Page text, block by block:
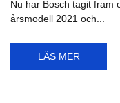
Nu har Bosch tagit fram
årsmodell 2021 och...
LÄS MER